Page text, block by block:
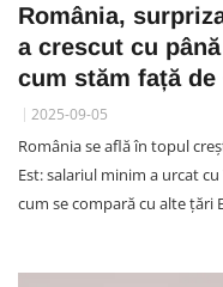
România,
a crescut cu
cum stăm față
2025-09-05
România se află în topul
Est: salariul minim a urcat
cum se compară cu alte țări